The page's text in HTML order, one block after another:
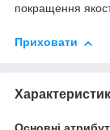
покращення
Приховати